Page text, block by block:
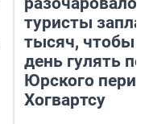
туристы
тысяч, чтобы
день гулять по
Юрского
Хогвартсу